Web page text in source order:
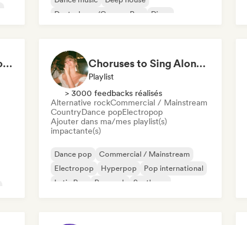
Deutschpop/German Pop
Disco
Sweat & Pop: Gym Mode 💦 Choruses to Sing Along To
Playlist
> 3000 feedbacks réalisés
Alternative rockCommercial / Mainstream
CountryDance popElectropop
Ajouter dans ma/mes playlist(s)
impactante(s)
Dance pop
Commercial / Mainstream
Electropop
Hyperpop
Pop international
Latin Pop
Pop rock Synthpop